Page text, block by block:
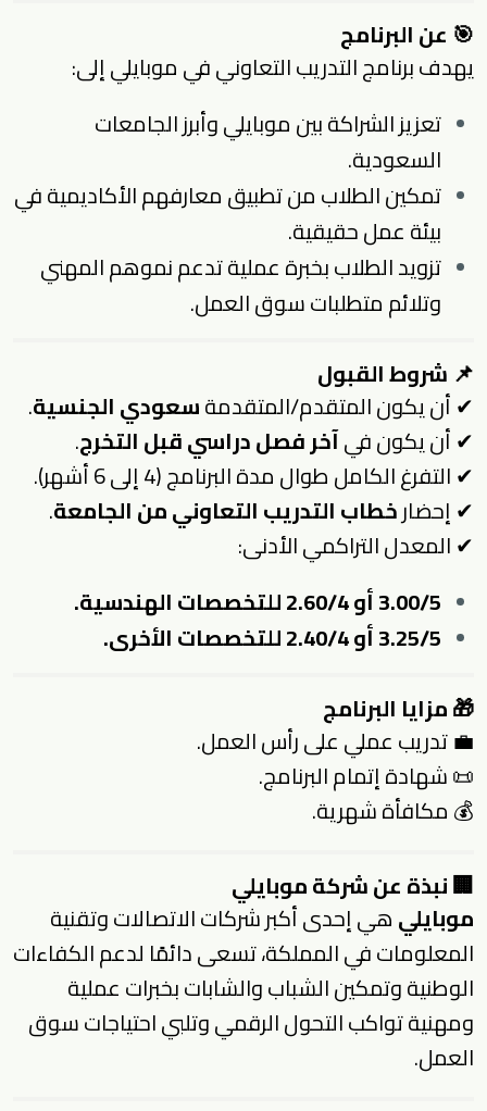
🎯 عن البرنامج
يهدف برنامج التدريب التعاوني في موبايلي إلى:
تعزيز الشراكة بين موبايلي وأبرز الجامعات
السعودية.
تمكين الطلاب من تطبيق معارفهم الأكاديمية في
بيئة عمل حقيقية.
تزويد الطلاب بخبرة عملية تدعم نموهم المهني
وتلائم متطلبات سوق العمل.
📌 شروط القبول
✔ أن يكون المتقدم/المتقدمةسعودي الجنسية.
✔ أن يكون فيآخر فصل دراسي قبل التخرج.
✔ التفرغ الكامل طوال مدة البرنامج (4 إلى 6 أشهر).
✔ إحضارخطاب التدريب التعاوني من الجامعة.
✔ المعدل التراكمي الأدنى:
3.00/5 أو 2.60/4 للتخصصات الهندسية.
3.25/5 أو 2.40/4 للتخصصات الأخرى.
🎁 مزايا البرنامج
💼 تدريب عملي على رأس العمل.
📜 شهادة إتمام البرنامج.
💰 مكافأة شهرية.
🏢 نبذة عن شركة موبايلي
موبايليهي إحدى أكبر شركات الاتصالات وتقنية
المعلومات في المملكة، تسعى دائمًا لدعم الكفاءات
الوطنية وتمكين الشباب والشابات بخبرات عملية
ومهنية تواكب التحول الرقمي وتلبي احتياجات سوق
العمل.